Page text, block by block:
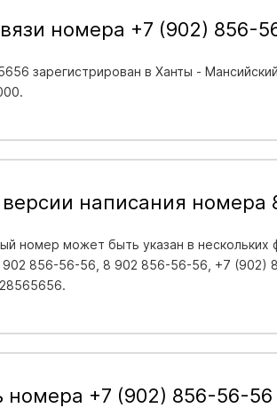
номера +7 (902) 856-
зарегистрирован в Ханты -
написания номера
номер может быть указан в нескольких
856-56-56, 8 902 856-56-56, +7 (902)
номера +7 (902) 856-56-56